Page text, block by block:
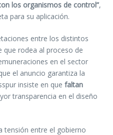
los organismos de control”,
para su aplicación.
entre los distintos
que rodea al proceso de
en el sector
el anuncio garantiza la
insiste en que faltan
transparencia en el diseño
tensión entre el gobierno